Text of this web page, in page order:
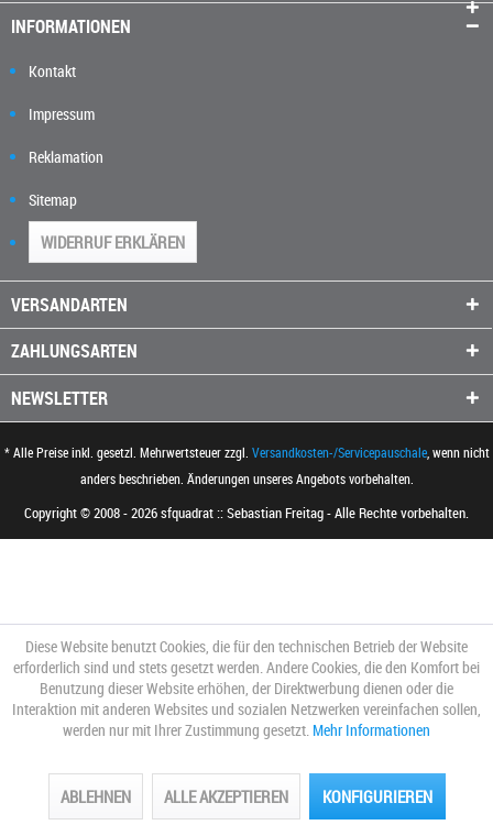
INFORMATIONEN
Kontakt
Impressum
Reklamation
Sitemap
WIDERRUF ERKLÄREN
VERSANDARTEN
ZAHLUNGSARTEN
NEWSLETTER
* Alle Preise inkl. gesetzl. Mehrwertsteuer zzgl. Versandkosten-/Servicepauschale, wenn nicht
anders beschrieben. Änderungen unseres Angebots vorbehalten.
Copyright © 2008 - 2026 sfquadrat :: Sebastian Freitag - Alle Rechte vorbehalten.
Diese Website benutzt Cookies, die für den technischen Betrieb der Website
erforderlich sind und stets gesetzt werden. Andere Cookies, die den Komfort bei
Benutzung dieser Website erhöhen, der Direktwerbung dienen oder die
Interaktion mit anderen Websites und sozialen Netzwerken vereinfachen sollen,
werden nur mit Ihrer Zustimmung gesetzt. Mehr Informationen
ABLEHNEN ALLE AKZEPTIEREN KONFIGURIEREN